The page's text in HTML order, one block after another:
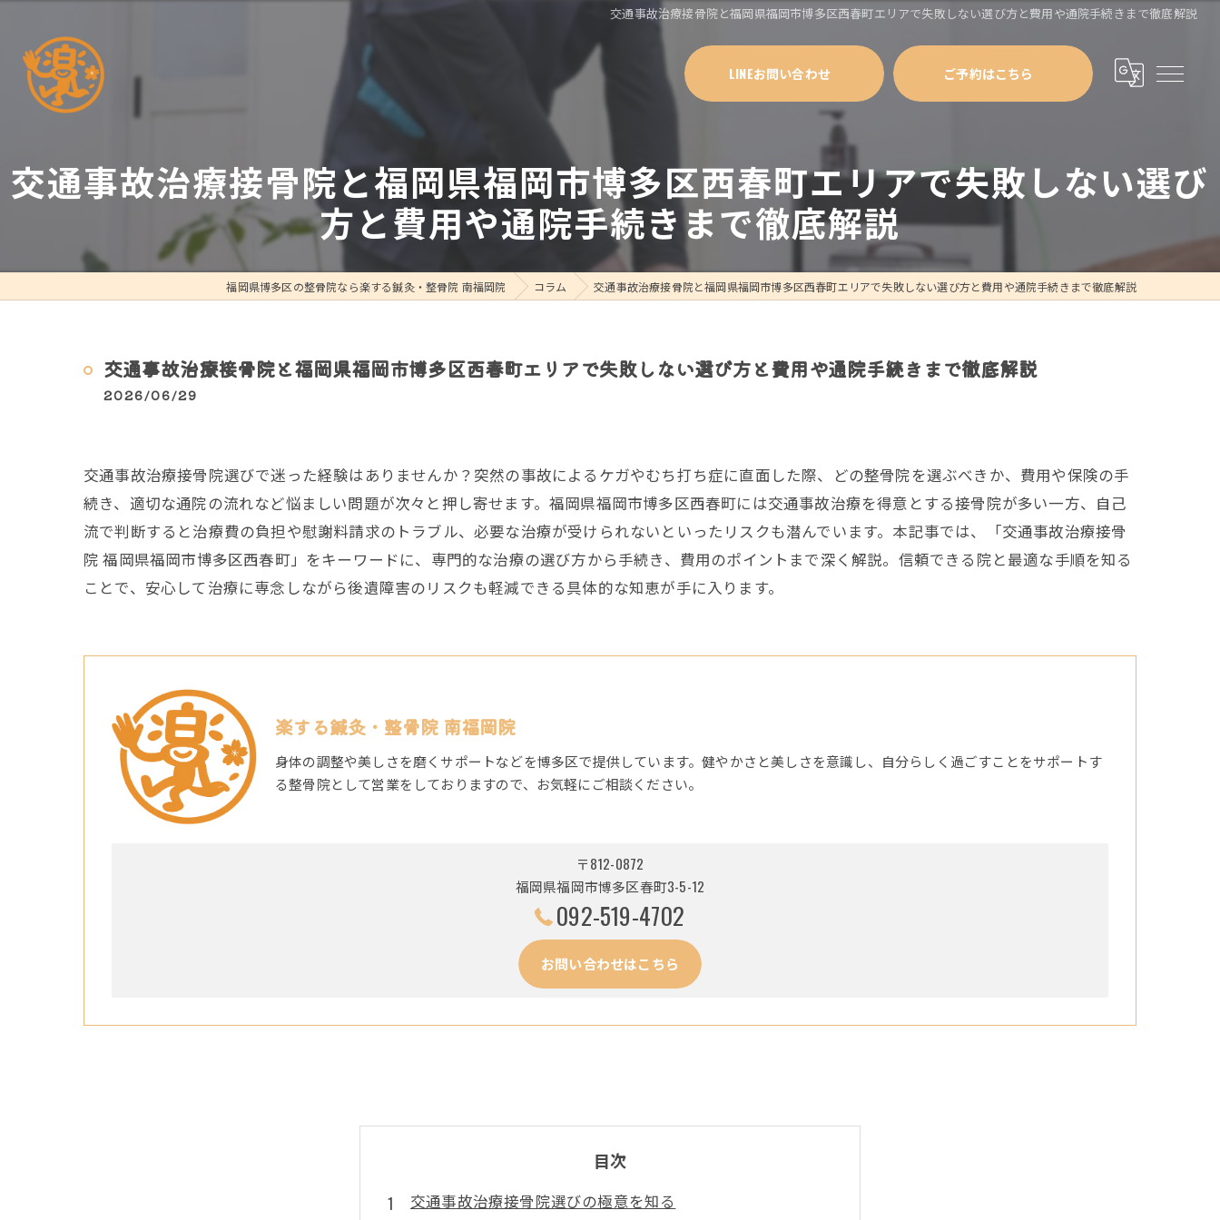
交通事故治療接骨院と福岡県福岡市博多区西春町エリアで失敗しない選び方と費用や通院手続きまで徹底解説
LINEお問い合わせ ご予約はこちら
交通事故治療接骨院と福岡県福岡市博多区西春町エリアで失敗しない選び
方と費用や通院手続きまで徹底解説
福岡県博多区の整骨院なら楽する鍼灸・整骨院 南福岡院 コラム 交通事故治療接骨院と福岡県福岡市博多区西春町エリアで失敗しない選び方と費用や通院手続きまで徹底解説
交通事故治療接骨院と福岡県福岡市博多区西春町エリアで失敗しない選び方と費用や通院手続きまで徹底解説
2026/06/29
交通事故治療接骨院選びで迷った経験はありませんか？突然の事故によるケガやむち打ち症に直面した際、どの整骨院を選ぶべきか、費用や保険の手
続き、適切な通院の流れなど悩ましい問題が次々と押し寄せます。福岡県福岡市博多区西春町には交通事故治療を得意とする接骨院が多い一方、自己
流で判断すると治療費の負担や慰謝料請求のトラブル、必要な治療が受けられないといったリスクも潜んでいます。本記事では、「交通事故治療接骨
院 福岡県福岡市博多区西春町」をキーワードに、専門的な治療の選び方から手続き、費用のポイントまで深く解説。信頼できる院と最適な手順を知る
ことで、安心して治療に専念しながら後遺障害のリスクも軽減できる具体的な知恵が手に入ります。
楽する鍼灸・整骨院 南福岡院
身体の調整や美しさを磨くサポートなどを博多区で提供しています。健やかさと美しさを意識し、自分らしく過ごすことをサポートす
る整骨院として営業をしておりますので、お気軽にご相談ください。
〒812-0872
福岡県福岡市博多区春町3-5-12
092-519-4702
お問い合わせはこちら
目次
交通事故治療接骨院選びの極意を知る